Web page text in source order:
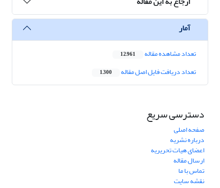
آمار
تعداد مشاهده مقاله 12,961
تعداد دریافت فایل اصل مقاله 1,300
دسترسی سریع
صفحه اصلی
درباره نشریه
اعضای هیات تحریریه
ارسال مقاله
تماس با ما
نقشه سایت